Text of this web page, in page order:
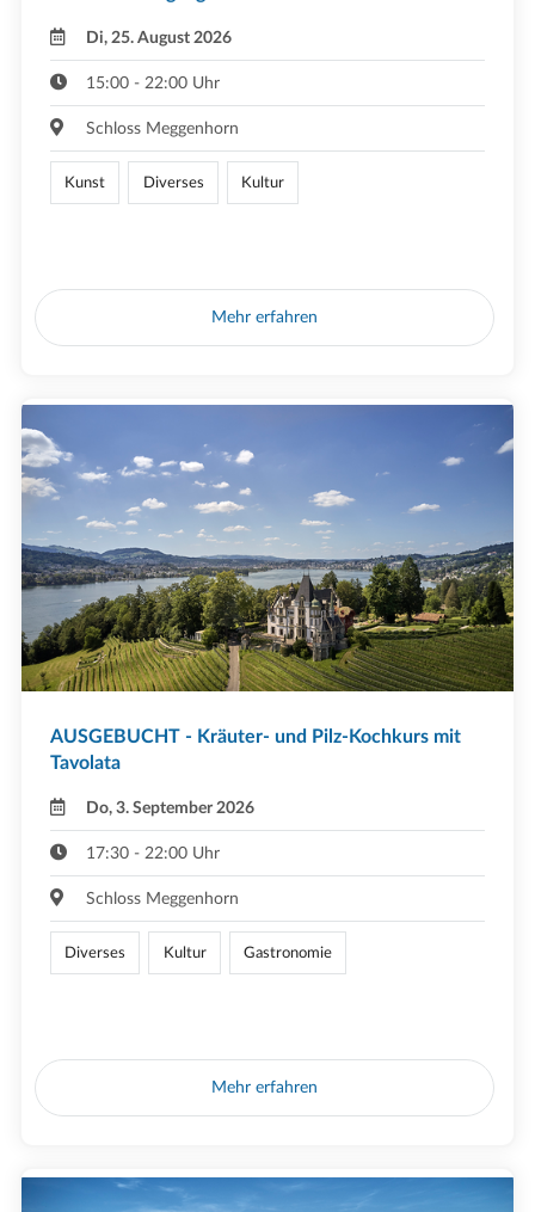
Di, 25. August 2026
15:00 - 22:00 Uhr
Schloss Meggenhorn
Kunst Diverses Kultur
Mehr erfahren
AUSGEBUCHT - Kräuter- und Pilz-Kochkurs mit
Tavolata
Do, 3. September 2026
17:30 - 22:00 Uhr
Schloss Meggenhorn
Diverses Kultur Gastronomie
Mehr erfahren